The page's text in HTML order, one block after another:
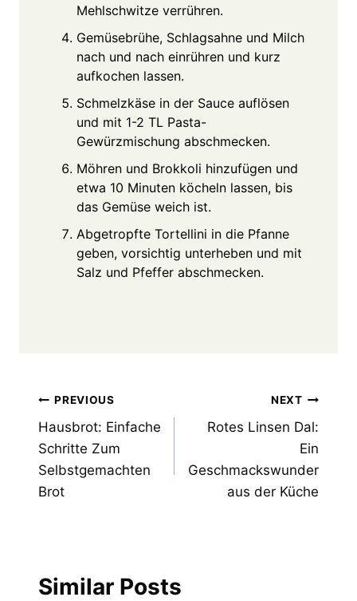
Mehlschwitze verrühren.
Gemüsebrühe, Schlagsahne und Milch
nach und nach einrühren und kurz
aufkochen lassen.
Schmelzkäse in der Sauce auflösen
und mit 1-2 TL Pasta-
Gewürzmischung abschmecken.
Möhren und Brokkoli hinzufügen und
etwa 10 Minuten köcheln lassen, bis
das Gemüse weich ist.
Abgetropfte Tortellini in die Pfanne
geben, vorsichtig unterheben und mit
Salz und Pfeffer abschmecken.
Post
navigation
PREVIOUS
Hausbrot: Einfache
Schritte Zum
Selbstgemachten
Brot
NEXT
Rotes Linsen Dal:
Ein
Geschmackswunder
aus der Küche
Similar Posts